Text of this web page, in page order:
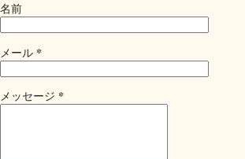
名前
メール *
メッセージ *